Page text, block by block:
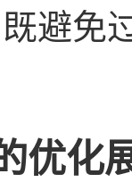
避免
优化